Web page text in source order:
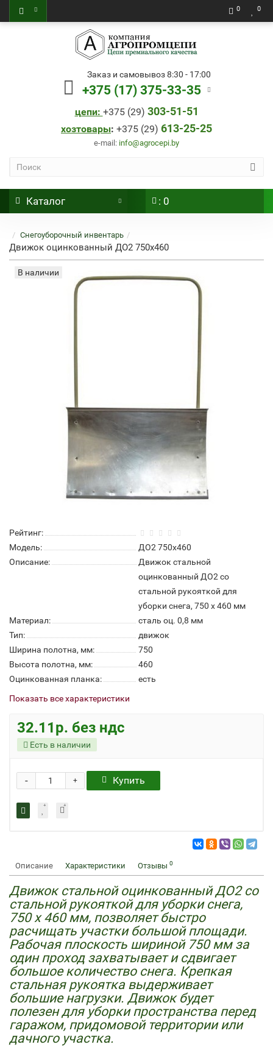
0 0
Заказ и самовывоз 8:30 - 17:00
+375 (17) 375-33-35
цепи: +375 (29) 303-51-51
хозтовары: +375 (29) 613-25-25
e-mail: info@agrocepi.by
Каталог : 0
Снегоуборочный инвентарь
Движок оцинкованный ДО2 750х460
В наличии
Рейтинг:
Модель:
ДО2 750х460
Описание:
Движок стальной
оцинкованный ДО2 со
стальной рукояткой для
уборки снега, 750 х 460 мм
Материал:
сталь оц. 0,8 мм
Тип:
движок
Ширина полотна, мм:
750
Высота полотна, мм:
460
Оцинкованная планка:
есть
Показать все характеристики
32.11р. без ндс
Есть в наличии
+
- Купить
Описание Характеристики Отзывы 0
Движок стальной оцинкованный ДО2 со
стальной рукояткой для уборки снега,
750 х 460 мм, позволяет быстро
расчищать участки большой площади.
Рабочая плоскость шириной 750 мм за
один проход захватывает и сдвигает
большое количество снега. Крепкая
стальная рукоятка выдерживает
большие нагрузки. Движок будет
полезен для уборки пространства перед
гаражом, придомовой территории или
дачного участка.